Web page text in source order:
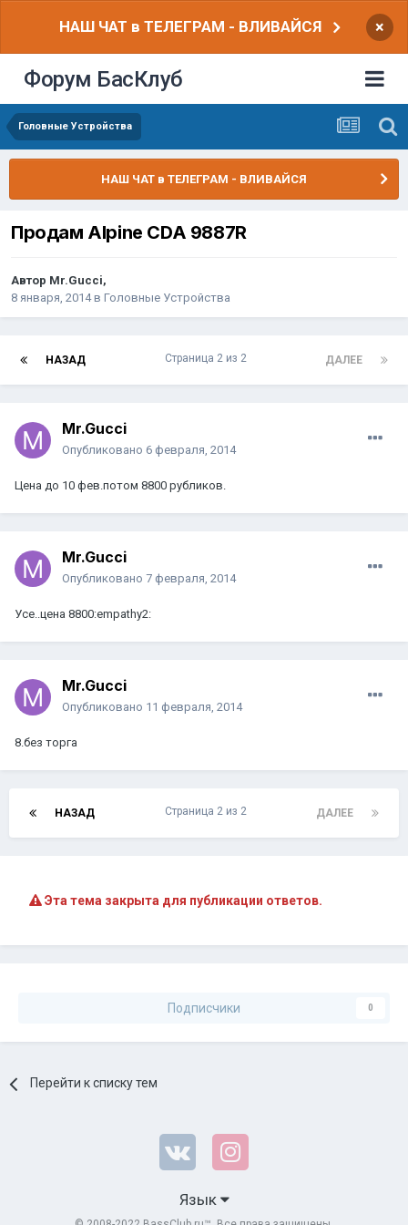
НАШ ЧАТ в ТЕЛЕГРАМ - ВЛИВАЙСЯ ×
Форум БасКлуб
Головные Устройства
НАШ ЧАТ в ТЕЛЕГРАМ - ВЛИВАЙСЯ
Продам Alpine CDA 9887R
Автор Mr.Gucci,
8 января, 2014в Головные Устройства
НАЗАД ДАЛЕЕ
Страница 2 из 2
Mr.Gucci
Опубликовано 6 февраля, 2014
Цена до 10 фев.потом 8800 рубликов.
Mr.Gucci
Опубликовано 7 февраля, 2014
Усе..цена 8800:empathy2:
Mr.Gucci
Опубликовано 11 февраля, 2014
8.без торга
НАЗАД ДАЛЕЕ
Страница 2 из 2
Эта тема закрыта для публикации ответов.
Подписчики 0
Перейти к списку тем
Язык